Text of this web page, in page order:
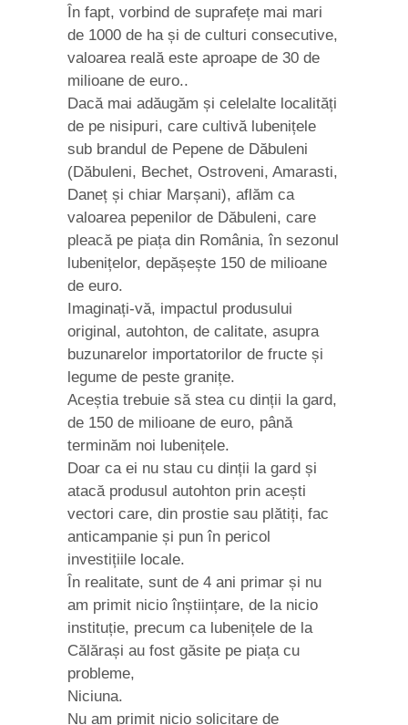
În fapt, vorbind de suprafețe mai mari
de 1000 de ha și de culturi consecutive,
valoarea reală este aproape de 30 de
milioane de euro..
Dacă mai adăugăm și celelalte localități
de pe nisipuri, care cultivă lubenițele
sub brandul de Pepene de Dăbuleni
(Dăbuleni, Bechet, Ostroveni, Amarasti,
Daneț și chiar Marșani), aflăm ca
valoarea pepenilor de Dăbuleni, care
pleacă pe piața din România, în sezonul
lubenițelor, depășește 150 de milioane
de euro.
Imaginați-vă, impactul produsului
original, autohton, de calitate, asupra
buzunarelor importatorilor de fructe și
legume de peste granițe.
Aceștia trebuie să stea cu dinții la gard,
de 150 de milioane de euro, până
terminăm noi lubenițele.
Doar ca ei nu stau cu dinții la gard și
atacă produsul autohton prin acești
vectori care, din prostie sau plătiți, fac
anticampanie și pun în pericol
investițiile locale.
În realitate, sunt de 4 ani primar și nu
am primit nicio înștiințare, de la nicio
instituție, precum ca lubenițele de la
Călărași au fost găsite pe piața cu
probleme,
Niciuna.
Nu am primit nicio solicitare de